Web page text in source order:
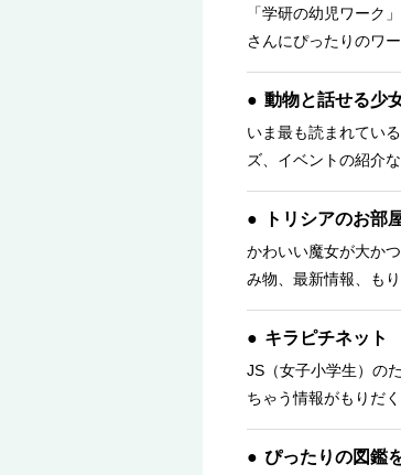
「学研の幼児ワーク
さんにぴったりのワ
動物と話せる少
いま最も読まれてい
ズ、イベントの紹介な
トリシアのお部
かわいい魔女が大か
み物、最新情報、も
キラピチネット
JS（女子小学生）の
ちゃう情報がもりだく
ぴったりの図鑑